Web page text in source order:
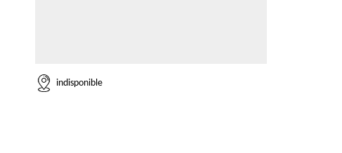
indisponible